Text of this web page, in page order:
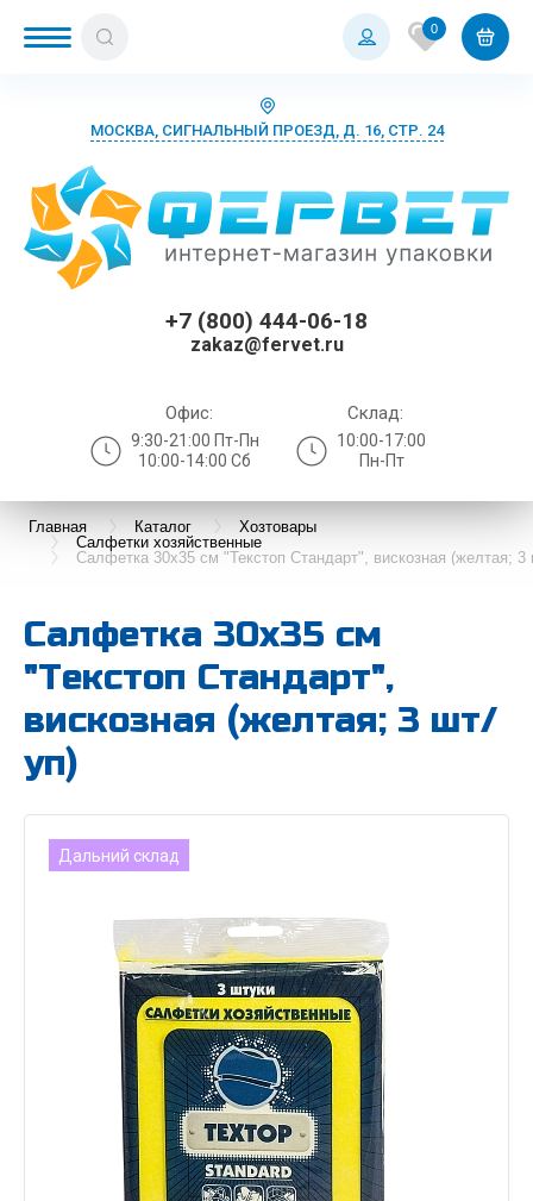
0
МОСКВА, СИГНАЛЬНЫЙ ПРОЕЗД, Д. 16, СТР. 24
+7 (800) 444-06-18
zakaz@fervet.ru
Офис:
9:30-21:00 Пт-Пн
10:00-14:00 Сб
Склад:
10:00-17:00
Пн-Пт
Главная Каталог
Хозтовары
Салфетки хозяйственные
Салфетка 30х35 см "Текстоп Стандарт", вискозная (желтая; 3
Салфетка 30х35 см
"Текстоп Стандарт",
вискозная (желтая; 3 шт/
уп)
Дальний склад